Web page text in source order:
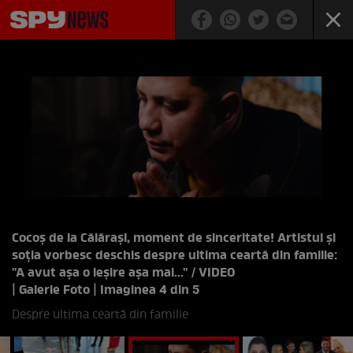
Cocoș de la Călărași, moment de sinceritate! Artistul și
soția vorbesc deschis despre ultima ceartă din familie:
"A avut așa o ieșire așa mai..." / VIDEO
| Galerie Foto | Imaginea 4 din 5
Despre ultima ceartă din familie